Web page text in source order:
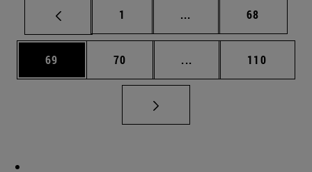
Página
1 ... Páginas intermedias
Página
68
Página
69 Página
70 ... Páginas intermedias
Página
110